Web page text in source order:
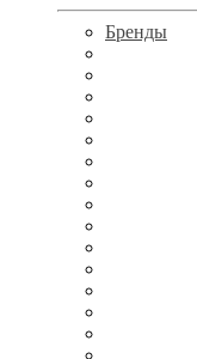
Бренды